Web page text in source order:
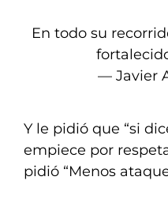
En todo su
— Javier
Y le pidió que “si
empiece por
pidió “Menos